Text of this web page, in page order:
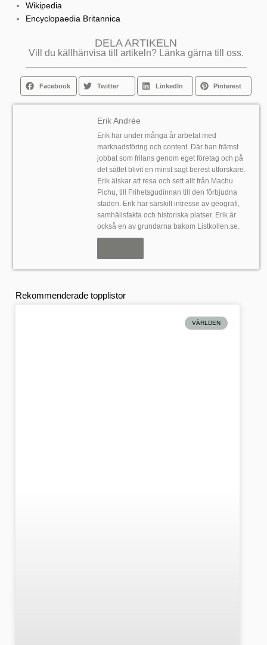
Wikipedia
Encyclopaedia Britannica
DELA ARTIKELN
Vill du källhänvisa till artikeln? Länka gärna till oss.
Facebook Twitter LinkedIn Pinterest
Erik Andrée
Erik har under många år arbetat med
marknadsföring och content. Där han främst
jobbat som frilans genom eget företag och på
det sättet blivit en minst sagt berest utforskare.
Erik älskar att resa och sett allt från Machu
Pichu, till Frihetsgudinnan till den förbjudna
staden. Erik har särskilt intresse av geografi,
samhällsfakta och historiska platser. Erik är
också en av grundarna bakom Listkollen.se.
Rekommenderade topplistor
VÄRLDEN